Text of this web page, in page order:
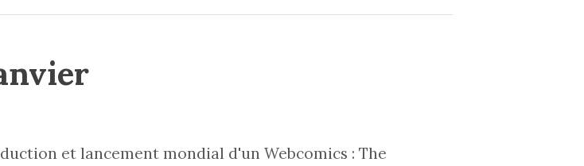
et lancement mondial d'un Webcomics : The